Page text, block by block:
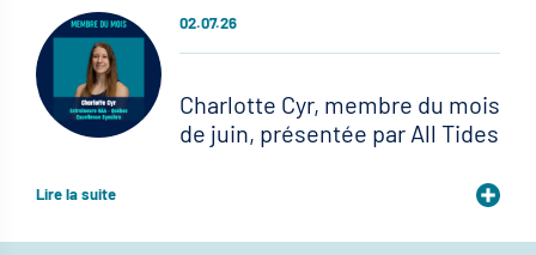
02.07.26
Charlotte Cyr, membre du mois
de juin, présentée par All Tides
Lire la suite